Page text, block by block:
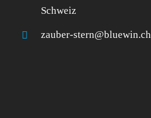
Schweiz
zauber-stern@bluewin.ch